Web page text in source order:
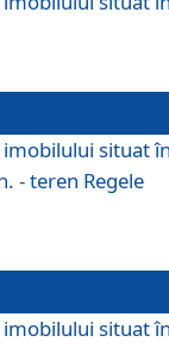
imobilului situat
- teren Regele
imobilului situat